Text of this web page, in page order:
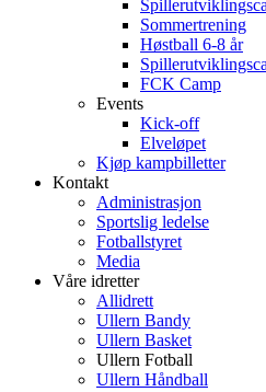
Sommertrening
Høstball 6-8 år
FCK Camp
Events
Kick-off
Elveløpet
Kjøp kampbilletter
Kontakt
Administrasjon
Sportslig ledelse
Fotballstyret
Media
Våre idretter
Allidrett
Ullern Bandy
Ullern Basket
Ullern Fotball
Ullern Håndball